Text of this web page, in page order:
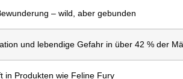
– wild, aber gebunden
und lebendige Gefahr in über 42 % der
in Produkten wie Feline Fury